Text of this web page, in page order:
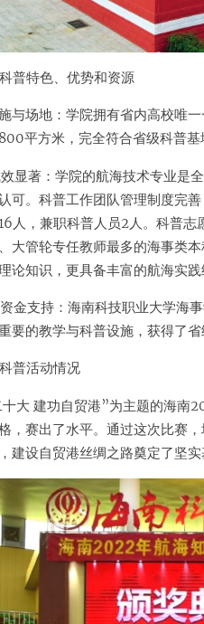
普特色、优势和资源
与场地：学院拥有省内高校唯
平方米，完全符合省级科普
显著：学院的航海技术专业是
可。科普工作团队管理制度完
人，兼职科普人员2人。科普
大管轮专任教师最多的海事类
论知识，更具备丰富的航海实
金支持：海南科技职业大学海
要的教学与科普设施，获得了
普活动情况
十大 建功自贸港”为主题的海南
，赛出了水平。通过这次比赛
建设自贸港丝绸之路奠定了坚